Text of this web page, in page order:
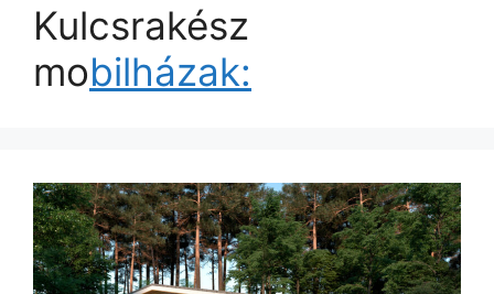
Kulcsrakész
mobilházak: